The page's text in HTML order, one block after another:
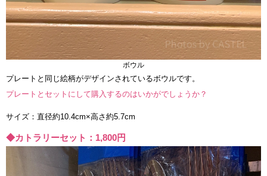
ボウル
プレートと同じ絵柄がデザインされているボウルです。
プレートとセットにして購入するのはいかがでしょうか？
サイズ：直径約10.4cm×高さ約5.7cm
◆カトラリーセット：1,800円